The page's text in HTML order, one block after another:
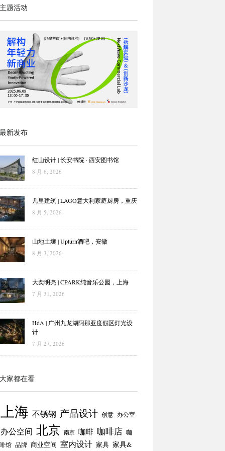
题活动
新发布
红山设计 | 长安书院 · 西安图书馆
8 月 6, 2026
几里建筑 | LAGO意大利家庭厨房，重庆
8 月 5, 2026
山地土壤 | Upturn酒吧，安徽
8 月 3, 2026
大奕明亮 | CPARK纯音乐公园，上海
7 月 31, 2026
HdA | 广州九龙湖阿那亚度假区灯光设
计
7 月 27, 2026
家都在看
上海 不锈钢 产品设计 创意 办公室
办公空间 北京 南京 咖啡 咖啡店 咖
馆 品牌 商业空间 室内设计 家具 家具&